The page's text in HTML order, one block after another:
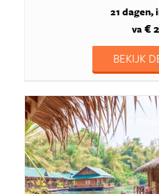
21 dagen
va €
BEKIJK